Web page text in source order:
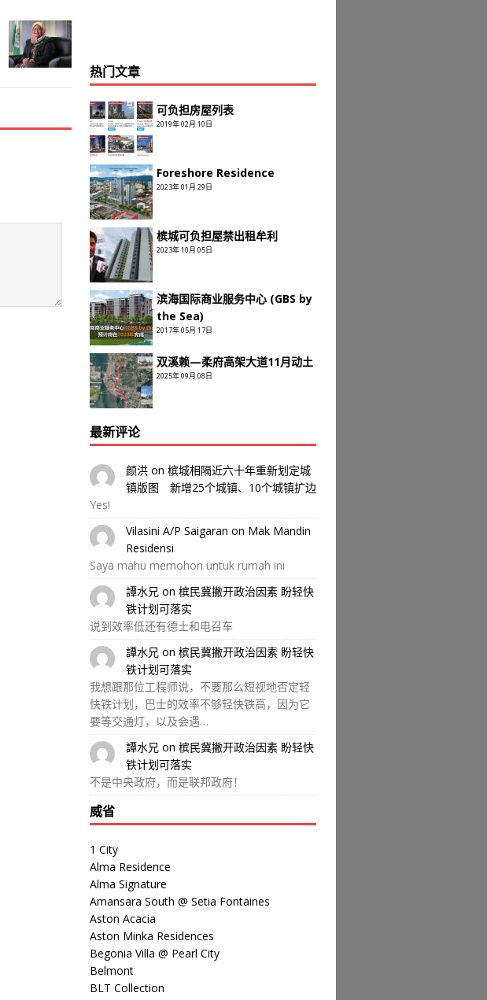
热门文章
可负担房屋列表
2019年 02月 10日
Foreshore Residence
2023年 01月 29日
槟城可负担屋禁出租牟利
2023年 10月 05日
滨海国际商业服务中心 (GBS by
the Sea)
2017年 05月 17日
双溪赖—柔府高架大道11月动土
2025年 09月 08日
最新评论
颜洪 on 槟城相隔近六十年重新划定城
镇版图 新增25个城镇、10个城镇扩边
Yes!
Vilasini A/P Saigaran on Mak Mandin
Residensi
Saya mahu memohon untuk rumah ini
譚水兄 on 槟民冀撇开政治因素 盼轻快
铁计划可落实
说到效率低还有德士和电召车
譚水兄 on 槟民冀撇开政治因素 盼轻快
铁计划可落实
我想跟那位工程师说，不要那么短视地否定轻
快铁计划，巴士的效率不够轻快铁高，因为它
要等交通灯，以及会遇…
譚水兄 on 槟民冀撇开政治因素 盼轻快
铁计划可落实
不是中央政府，而是联邦政府！
威省
1 City
Alma Residence
Alma Signature
Amansara South @ Setia Fontaines
Aston Acacia
Aston Minka Residences
Begonia Villa @ Pearl City
Belmont
BLT Collection